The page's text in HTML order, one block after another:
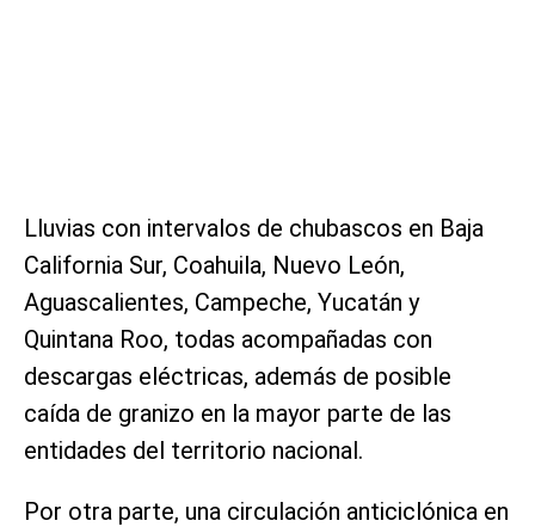
Lluvias con intervalos de chubascos en Baja
California Sur, Coahuila, Nuevo León,
Aguascalientes, Campeche, Yucatán y
Quintana Roo, todas acompañadas con
descargas eléctricas, además de posible
caída de granizo en la mayor parte de las
entidades del territorio nacional.
Por otra parte, una circulación anticiclónica en